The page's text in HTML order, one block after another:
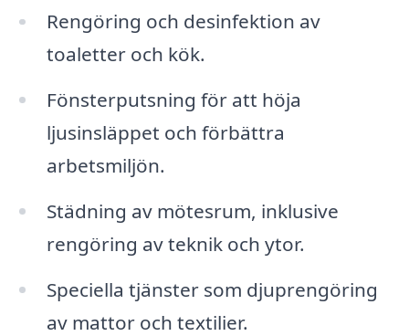
Rengöring och desinfektion av
toaletter och kök.
Fönsterputsning för att höja
ljusinsläppet och förbättra
arbetsmiljön.
Städning av mötesrum, inklusive
rengöring av teknik och ytor.
Speciella tjänster som djuprengöring
av mattor och textilier.